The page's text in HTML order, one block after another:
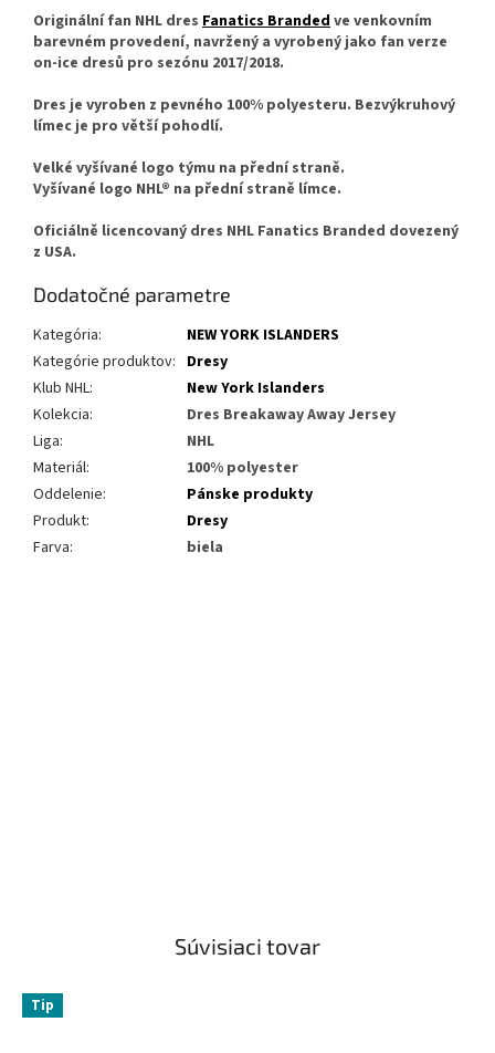
Súvisiaci tovar
Tip
Originální fan NHL dres Fanatics Brandedve venkovním
barevném provedení, navržený a vyrobený jako fan verze
on-ice dresů pro sezónu 2017/2018.
Dres je vyroben z pevného 100% polyesteru. Bezvýkruhový
límec je pro větší pohodlí.
Velké vyšívané logo týmu na přední straně.
Vyšívané logo NHL® na přední straně límce.
Oficiálně licencovaný dres NHL Fanatics Branded dovezený
z USA.
Dodatočné parametre
Kategória:
NEW YORK ISLANDERS
Kategórie produktov: Dresy
Klub NHL:
New York Islanders
Kolekcia:
Dres Breakaway Away Jersey
Liga:
NHL
Materiál:
100% polyester
Oddelenie:
Pánske produkty
Produkt:
Dresy
Farva: biela